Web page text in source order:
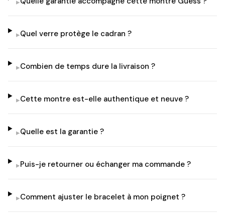
▸
▸Quel verre protège le cadran ?
▸Combien de temps dure la livraison ?
▸Cette montre est-elle authentique et neuve ?
▸Quelle est la garantie ?
▸Puis-je retourner ou échanger ma commande ?
▸Comment ajuster le bracelet à mon poignet ?